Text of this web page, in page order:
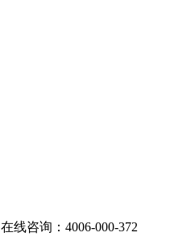
在线咨询：4006-000-372